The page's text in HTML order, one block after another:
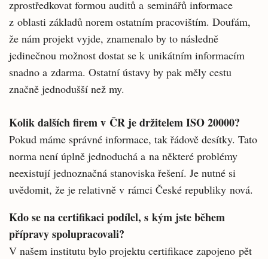
zprostředkovat formou auditů a seminářů informace
z oblasti základů norem ostatním pracovištím. Doufám,
že nám projekt vyjde, znamenalo by to následně
jedinečnou možnost dostat se k unikátním informacím
snadno a zdarma. Ostatní ústavy by pak měly cestu
značně jednodušší než my.
Kolik dalších firem v ČR je držitelem ISO 20000?
Pokud máme správné informace, tak řádově desítky. Tato
norma není úplně jednoduchá a na některé problémy
neexistují jednoznačná stanoviska řešení. Je nutné si
uvědomit, že je relativně v rámci České republiky nová.
Kdo se na certifikaci podílel, s kým jste během
přípravy spolupracovali?
V našem institutu bylo projektu certifikace zapojeno pět